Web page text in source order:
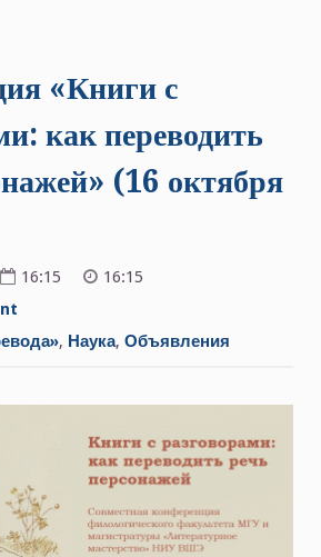
«Книги с
как переводить
(16 октября
16:15
16:15
«Книги
переводить
персонажей»
2021
г.)
, Наука, Объявления